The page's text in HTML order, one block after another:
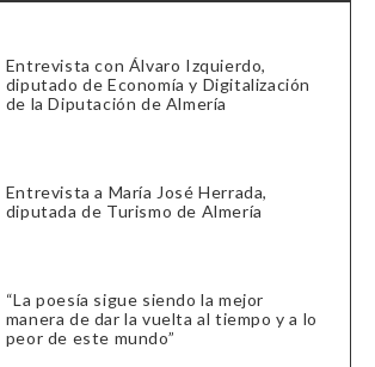
Entrevista con Álvaro Izquierdo,
diputado de Economía y Digitalización
de la Diputación de Almería
Entrevista a María José Herrada,
diputada de Turismo de Almería
“La poesía sigue siendo la mejor
manera de dar la vuelta al tiempo y a lo
peor de este mundo”